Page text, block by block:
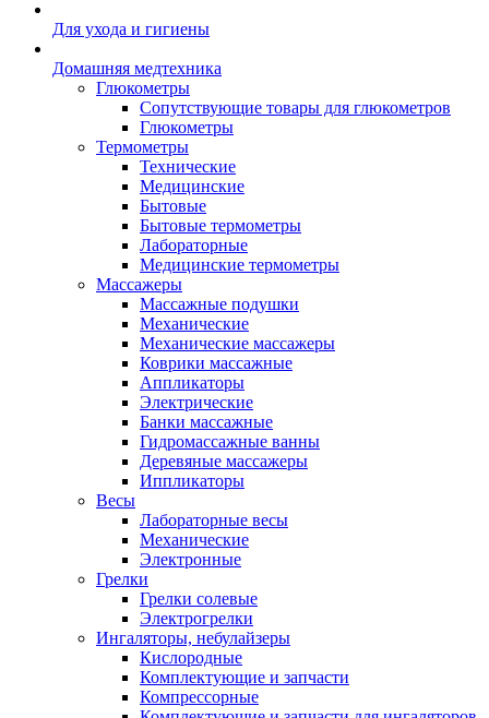
Для ухода и гигиены
Домашняя медтехника
Глюкометры
Сопутствующие товары для глюкометров
Глюкометры
Термометры
Технические
Медицинские
Бытовые
Бытовые термометры
Лабораторные
Медицинские термометры
Массажеры
Массажные подушки
Механические
Механические массажеры
Коврики массажные
Аппликаторы
Электрические
Банки массажные
Гидромассажные ванны
Деревяные массажеры
Иппликаторы
Весы
Лабораторные весы
Механические
Электронные
Грелки
Грелки солевые
Электрогрелки
Ингаляторы, небулайзеры
Кислородные
Комплектующие и запчасти
Компрессорные